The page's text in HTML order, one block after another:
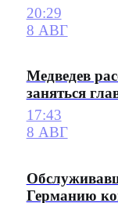
20:29
8 АВГ
Медведев
заняться
17:43
8 АВГ
Германию